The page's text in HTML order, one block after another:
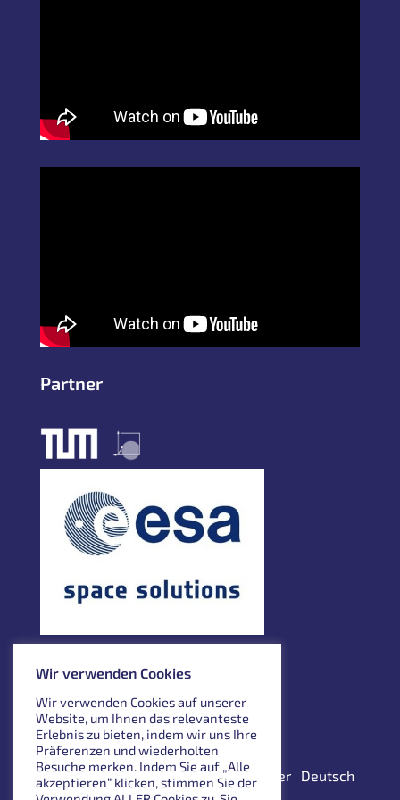
Partner
Imprint Privacy policy Disclaimer Deutsch
Wir verwenden Cookies
Wir verwenden Cookies auf unserer
Website, um Ihnen das relevanteste
Erlebnis zu bieten, indem wir uns Ihre
Präferenzen und wiederholten
Besuche merken. Indem Sie auf „Alle
akzeptieren“ klicken, stimmen Sie der